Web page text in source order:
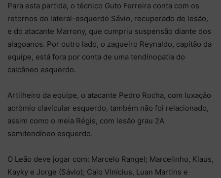
Para esta partida, o técnico Guto Ferreira conta com os
retornos do lateral-esquerdo Sávio, recuperado de lesão,
e do atacante Marrony, que cumpriu suspensão diante dos
alagoanos. Por outro lado, o zagueiro Reynaldo, capitão da
equipe, está fora por conta de uma tendinopatia do
calcâneo esquerdo.
Artilheiro da equipe, o atacante Pedro Rocha, com luxação
acrômio clavicular esquerdo, também não foi relacionado,
assim como o meia Régis, com lesão grau 2A
semitendíneo esquerdo.
O Leão deve jogar com: Marcelo Rangel; Marcelinho, Klaus,
Kayky e Jorge (Sávio); Caio Vinícius, Luan Martins e